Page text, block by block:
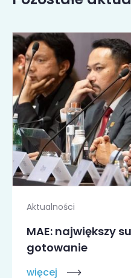
Aktualności
MAE: największy
gotowanie
więcej